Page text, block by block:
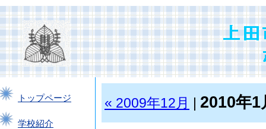
トップページ
学校紹介
« 2009年12月 2010年1